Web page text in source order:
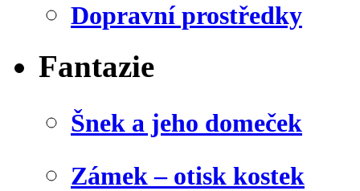
Dopravní prostředky
Fantazie
Šnek a jeho domeček
Zámek – otisk kostek